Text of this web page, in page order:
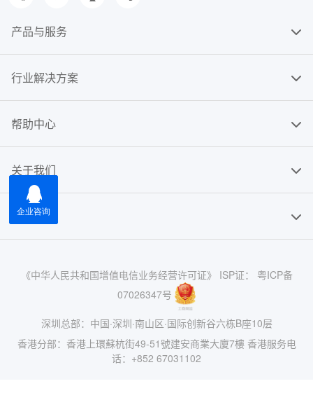
产品与服务
行业解决方案
帮助中心
关于我们
友情链接
《中华人民共和国增值电信业务经营许可证》 ISP证： 粤ICP备
07026347号
深圳总部：中国·深圳·南山区·国际创新谷六栋B座10层
香港分部：香港上環蘇杭街49-51號建安商業大廈7樓 香港服务电
话：+852 67031102